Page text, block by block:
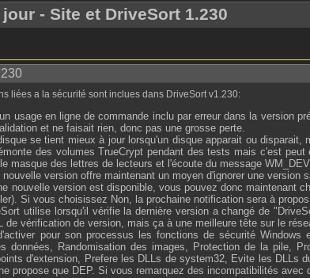
- Site et DriveSort 1.230
liées a la sécurité sont inclues dans DriveSort v1.230:
usage en ligne de commande inclu par erreur dans la version
et ne faisait rien, donc pas une grosse perte.
se tient mieux à jour lorsqu'un disque apparait ou
des volumes TrueCrypt pendant des tests mais c'est
masque des lettres de lecteurs et l'écoute du message
version offre maintenant un moyen d'ignorer une
nouvelle version est disponible, vous pouvez donc maintenant
Si vous choisissez Non, la prochaine notification sera à
utilise lorsqu'il vérifie la dernière version a changé de
de vérification de version, mais ça à une meilleure tête sur le
pour son processus les fonctions de sécurité
données, Randomisation des images, Protection de la pile,
d'extension, Prefere les DLLs de system32, Evite les DLLs
propose que DEP. Si vous remarquez des incompatibilités